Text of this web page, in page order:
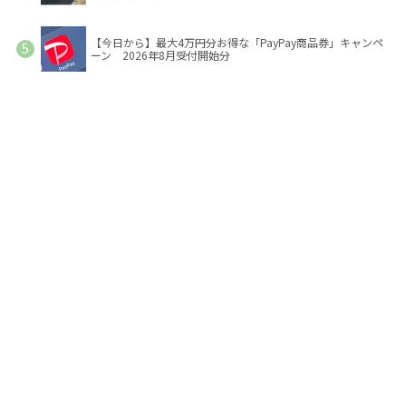
【今日から】最大4万円分お得な「PayPay商品券」キャンペ
ーン 2026年8月受付開始分